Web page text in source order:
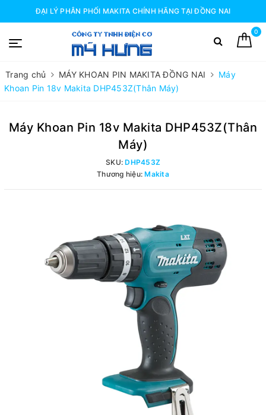
ĐẠI LÝ PHÂN PHỐI MAKITA CHÍNH HÃNG TẠI ĐỒNG NAI
0
Trang chủ MÁY KHOAN PIN MAKITA ĐỒNG NAI
Máy
Khoan Pin 18v Makita DHP453Z(Thân Máy)
Máy Khoan Pin 18v Makita DHP453Z(Thân
Máy)
SKU:DHP453Z
Thương hiệu:Makita